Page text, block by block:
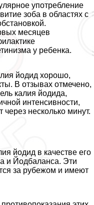
употрeбление
зоба в областях с
месяцев
у ребенка.
йодид хорошо,
В отзывах отмечено,
калия йодида,
интенсивности,
через несколько минут.
йодид в качестве его
и Йодбаланса. Эти
за рубежом и имеют